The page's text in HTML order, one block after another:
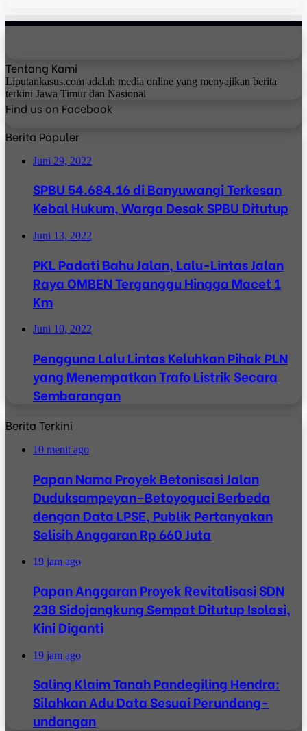
Tentang Kami
Liputankasus.com adalah media online yang menyajikan berita
terkini Jawa Timur dan Nasional
Find us on Facebook
Berita Populer
Juni 29, 2022
SPBU 54.684.16 di Banyuwangi Terkesan
Kebal Hukum, Warga Desak SPBU Ditutup
Juni 13, 2022
PKL Padati Bahu Jalan, Lalu-Lintas Jalan
Raya OMBEN Terganggu Hingga Macet 1
Km
Juni 10, 2022
Pengguna Lalu Lintas Keluhkan Pihak PLN
yang Menempatkan Trafo Listrik Secara
Sembarangan
Berita Terkini
10 menit ago
Papan Nama Proyek Betonisasi Jalan
Duduksampeyan–Betoyoguci Berbeda
dengan Data LPSE, Publik Pertanyakan
Selisih Anggaran Rp 660 Juta
19 jam ago
Papan Anggaran Proyek Revitalisasi SDN
238 Sidojangkung Sempat Ditutup Isolasi,
Kini Diganti
19 jam ago
Saling Klaim Tanah Pandegiling Hendra:
Silahkan Adu Data Sesuai Perundang-
undangan